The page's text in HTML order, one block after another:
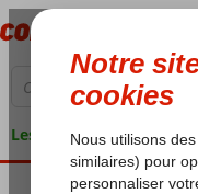
Les garanties de